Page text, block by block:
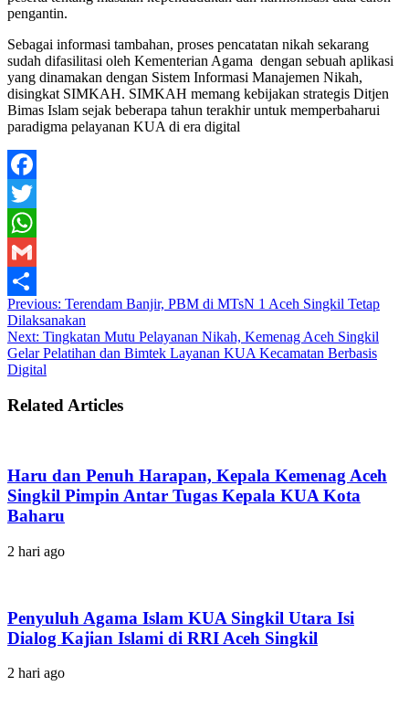
pengantin.
Sebagai informasi tambahan, proses pencatatan nikah sekarang
sudah difasilitasi oleh Kementerian Agama dengan sebuah aplikasi
yang dinamakan dengan Sistem Informasi Manajemen Nikah,
disingkat SIMKAH. SIMKAH memang kebijakan strategis Ditjen
Bimas Islam sejak beberapa tahun terakhir untuk memperbaharui
paradigma pelayanan KUA di era digital
Facebook
Twitter
WhatsApp
Gmail
Share
Previous: Terendam Banjir, PBM di MTsN 1 Aceh Singkil Tetap
Dilaksanakan
Next: Tingkatan Mutu Pelayanan Nikah, Kemenag Aceh Singkil
Gelar Pelatihan dan Bimtek Layanan KUA Kecamatan Berbasis
Digital
Related Articles
Haru dan Penuh Harapan, Kepala Kemenag Aceh
Singkil Pimpin Antar Tugas Kepala KUA Kota
Baharu
2 hari ago
Penyuluh Agama Islam KUA Singkil Utara Isi
Dialog Kajian Islami di RRI Aceh Singkil
2 hari ago